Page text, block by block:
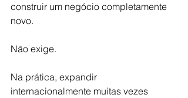
construir um negócio completamente
novo.
Não exige.
Na prática, expandir
internacionalmente muitas vezes